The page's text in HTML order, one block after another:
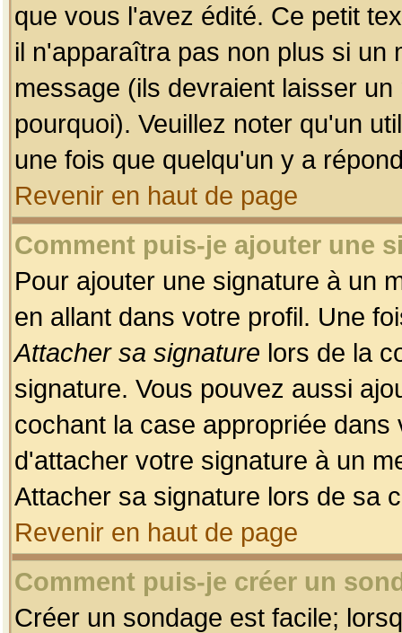
que vous l'avez édité. Ce petit
il n'apparaîtra pas non plus si un
message (ils devraient laisser
pourquoi). Veuillez noter qu'un
une fois que quelqu'un y a
Revenir en haut de page
Comment puis-je ajouter une
Pour ajouter une signature à un
en allant dans votre profil. Une
Attacher sa signature lors de la
signature. Vous pouvez aussi
cochant la case appropriée
d'attacher votre signature à un
Attacher sa signature lors de sa
Revenir en haut de page
Comment puis-je créer un
Créer un sondage est facile;